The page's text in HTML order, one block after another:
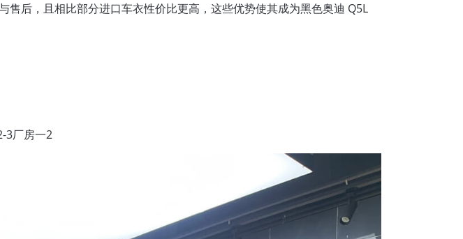
售后，且相比部分进口车衣性价比更高，这些优势使其成为黑色奥迪 Q5L
3厂房一2